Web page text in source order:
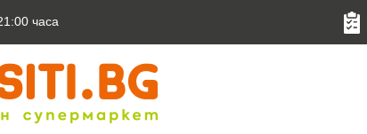
часа